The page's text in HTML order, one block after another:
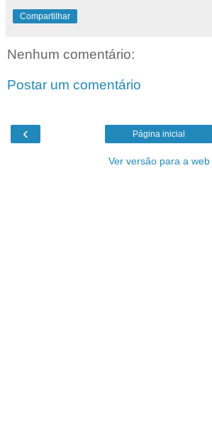
Compartilhar
Nenhum comentário:
Postar um comentário
‹ Página inicial
Ver versão para a web